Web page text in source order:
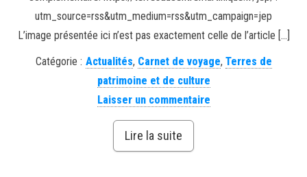
utm_source=rss&utm_medium=rss&utm_campaign=jep
L’image présentée ici n’est pas exactement celle de l’article […]
Catégorie : Actualités, Carnet de voyage, Terres de
patrimoine et de culture
Laisser un commentaire
Lire la suite